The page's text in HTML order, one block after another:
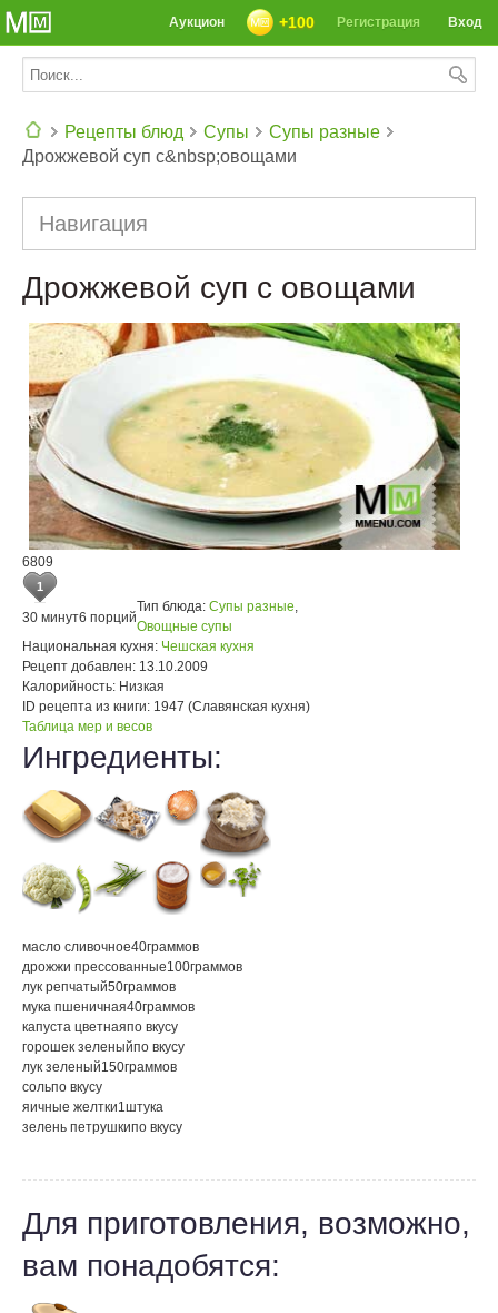
Вход
Регистрация
+100
Аукцион
Рецепты блюд Супы
Супы разные
Дрожжевой суп с&nbsp;овощами
Навигация
Дрожжевой суп с овощами
6809
1
30 минут6 порций
Тип блюда: Супы разные,
Овощные супы
Национальная кухня: Чешская кухня
Рецепт добавлен: 13.10.2009
Калорийность: Низкая
ID рецепта из книги: 1947 (Славянская кухня)
Таблица мер и весов
Ингредиенты:
масло сливочное40граммов
дрожжи прессованные100граммов
лук репчатый50граммов
мука пшеничная40граммов
капуста цветнаяпо вкусу
горошек зеленыйпо вкусу
лук зеленый150граммов
сольпо вкусу
яичные желтки1штука
зелень петрушкипо вкусу
Для приготовления, возможно,
вам понадобятся: